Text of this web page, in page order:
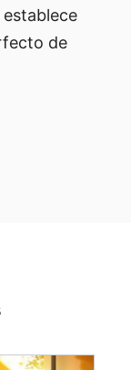
establece
de